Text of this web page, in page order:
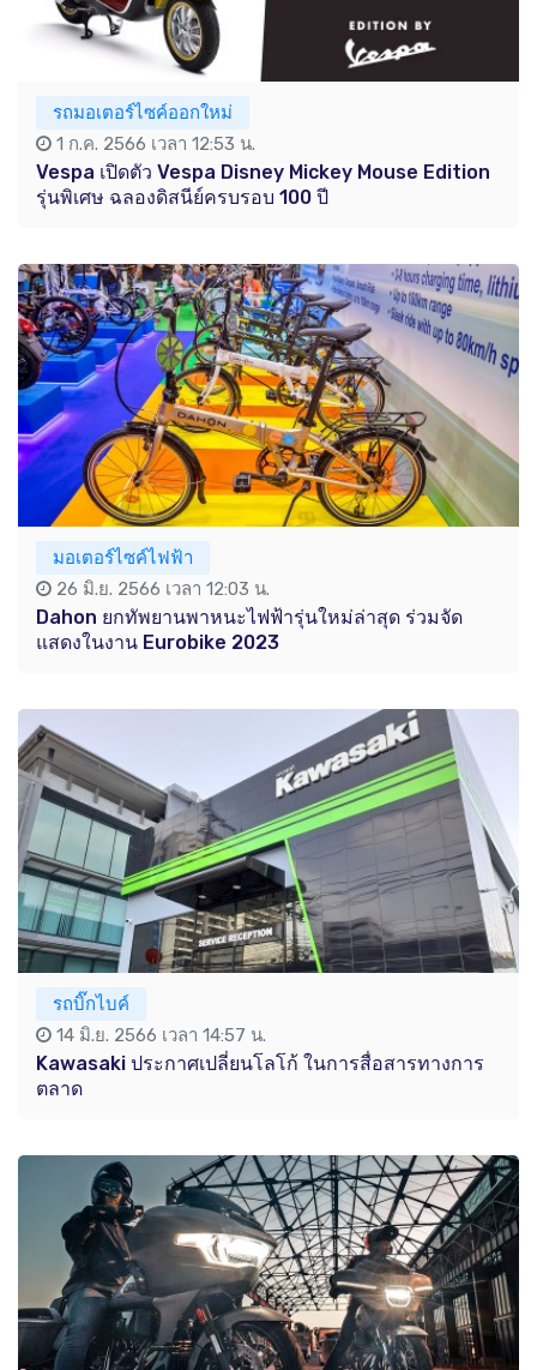
รถมอเตอร์ไซค์ออกใหม่
1 ก.ค. 2566 เวลา 12:53 น.
Vespa เปิดตัว Vespa Disney Mickey Mouse Edition
รุ่นพิเศษ ฉลองดิสนีย์ครบรอบ 100 ปี
มอเตอร์ไซค์ไฟฟ้า
26 มิ.ย. 2566 เวลา 12:03 น.
Dahon ยกทัพยานพาหนะไฟฟ้ารุ่นใหม่ล่าสุด ร่วมจัด
แสดงในงาน Eurobike 2023
รถบิ๊กไบค์
14 มิ.ย. 2566 เวลา 14:57 น.
Kawasaki ประกาศเปลี่ยนโลโก้ ในการสื่อสารทางการ
ตลาด